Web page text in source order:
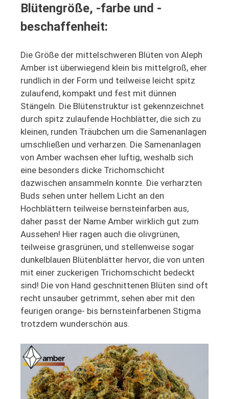
Blütengröße, -farbe und -
beschaffenheit:
Die Größe der mittelschweren Blüten von Aleph
Amber ist überwiegend klein bis mittelgroß, eher
rundlich in der Form und teilweise leicht spitz
zulaufend, kompakt und fest mit dünnen
Stängeln. Die Blütenstruktur ist gekennzeichnet
durch spitz zulaufende Hochblätter, die sich zu
kleinen, runden Träubchen um die Samenanlagen
umschließen und verharzen. Die Samenanlagen
von Amber wachsen eher luftig, weshalb sich
eine besonders dicke Trichomschicht
dazwischen ansammeln konnte. Die verharzten
Buds sehen unter hellem Licht an den
Hochblättern teilweise bernsteinfarben aus,
daher passt der Name Amber wirklich gut zum
Aussehen! Hier ragen auch die olivgrünen,
teilweise grasgrünen, und stellenweise sogar
dunkelblauen Blütenblätter hervor, die von unten
mit einer zuckerigen Trichomschicht bedeckt
sind! Die von Hand geschnittenen Blüten sind oft
recht unsauber getrimmt, sehen aber mit den
feurigen orange- bis bernsteinfarbenen Stigma
trotzdem wunderschön aus.